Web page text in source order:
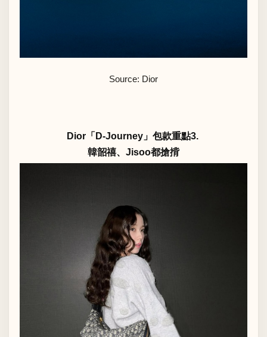
Source: Dior
Dior「D-Journey」包款重點3.
韓韶禧、Jisoo都搶揹